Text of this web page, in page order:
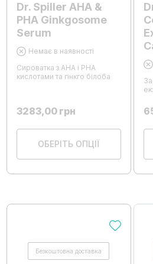
Dr. Spiller AHA &
PHA Ginkgosome
Serum
Немає в наявності
Сироватка з AHA і PHA
кислотами та гінкго білоба
3283,00 грн
ОБЕРІТЬ ОПЦІЇ
Безкоштовна доставка